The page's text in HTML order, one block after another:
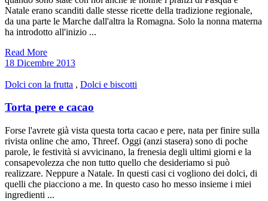
Natale erano scanditi dalle stesse ricette della tradizione regionale,
da una parte le Marche dall'altra la Romagna. Solo la nonna materna
ha introdotto all'inizio ...
Read More
18 Dicembre 2013
Dolci con la frutta , Dolci e biscotti
Torta pere e cacao
Forse l'avrete già vista questa torta cacao e pere, nata per finire sulla
rivista online che amo, Threef. Oggi (anzi stasera) sono di poche
parole, le festività si avvicinano, la frenesia degli ultimi giorni e la
consapevolezza che non tutto quello che desideriamo si può
realizzare. Neppure a Natale. In questi casi ci vogliono dei dolci, di
quelli che piacciono a me. In questo caso ho messo insieme i miei
ingredienti ...